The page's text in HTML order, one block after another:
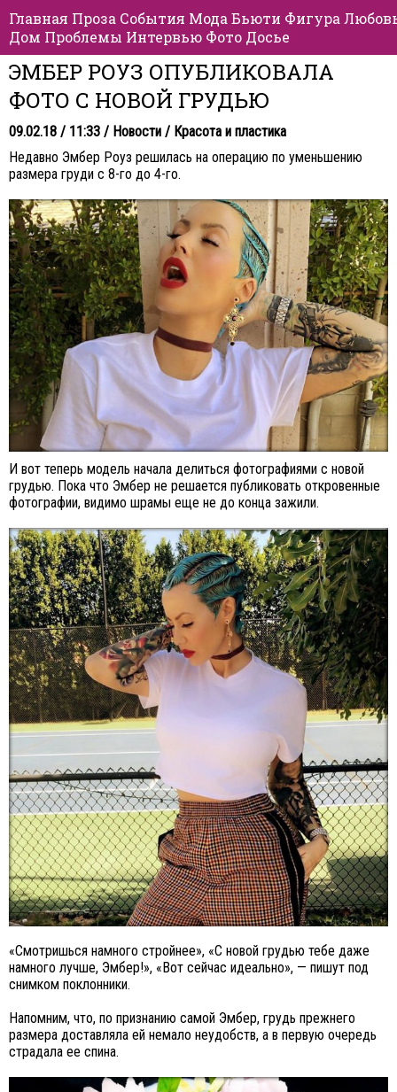
Главная Проза События Мода Бьюти Фигура
Дом Проблемы Интервью Фото Досье
ЭМБЕР РОУЗ ОПУБЛИКОВАЛА
ФОТО С НОВОЙ ГРУДЬЮ
09.02.18 / 11:33 / Новости / Красота и пластика
Недавно Эмбер Роуз решилась на операцию по уменьшению
размера груди с 8-го до 4-го.
И вот теперь модель начала делиться фотографиями с новой
грудью. Пока что Эмбер не решается публиковать откровенные
фотографии, видимо шрамы еще не до конца зажили.
«Смотришься намного стройнее», «С новой грудью тебе даже
намного лучше, Эмбер!», «Вот сейчас идеально», — пишут под
снимком поклонники.
Напомним, что, по признанию самой Эмбер, грудь прежнего
размера доставляла ей немало неудобств, а в первую очередь
страдала ее спина.